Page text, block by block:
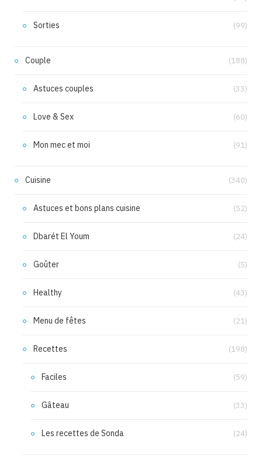
Sorties (99)
Couple (188)
Astuces couples (33)
Love & Sex (60)
Mon mec et moi (91)
Cuisine (340)
Astuces et bons plans cuisine (52)
Dbarét El Youm (24)
Goûter (5)
Healthy (43)
Menu de fêtes (21)
Recettes (198)
Faciles (59)
Gâteau (33)
Les recettes de Sonda (24)